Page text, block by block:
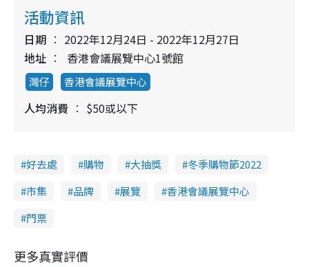
活動資訊
日期
2022年12月24日 - 2022年12月27日
地址
香港會議展覽中心1號館
灣仔 香港會議展覽中心
人均消費 $50或以下
好去處 購物 大抽獎
冬季購物節2022
市集
品牌 展覽
香港會議展覽中心
門票
更多真實評價